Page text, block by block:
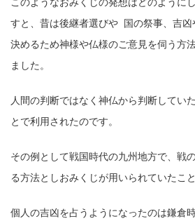
すと、昔は後継者選びや 国の祭事、吉凶
決めるため神様や仏様のご意見を伺う方
ました。
人間の判断ではなく神仏から判断してい
とで利用されたのです。
その例として戦国時代の九州地方で、戦
る方法としおみくじが用いられていたこ
個人の吉凶を占うようになったのは鎌倉